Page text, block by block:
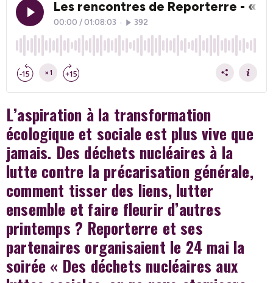
L’aspiration à la transformation
écologique et sociale est plus vive que
jamais. Des déchets nucléaires à la
lutte contre la précarisation générale,
comment tisser des liens, lutter
ensemble et faire fleurir d’autres
printemps ? Reporterre et ses
partenaires organisaient le 24 mai la
soirée « Des déchets nucléaires aux